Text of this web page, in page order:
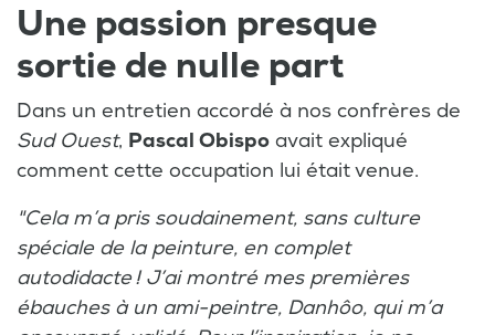
Une passion presque
sortie de nulle part
Dans un entretien accordé à nos confrères de
Sud Ouest, Pascal Obispo avait expliqué
comment cette occupation lui était venue.
"Cela m’a pris soudainement, sans culture
spéciale de la peinture, en complet
autodidacte ! J’ai montré mes premières
ébauches à un ami-peintre, Danhôo, qui m’a